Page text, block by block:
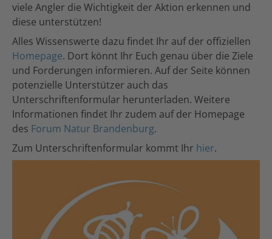
viele Angler die Wichtigkeit der Aktion erkennen und
diese unterstützen!
Alles Wissenswerte dazu findet Ihr auf der offiziellen
Homepage. Dort könnt Ihr Euch genau über die Ziele
und Forderungen informieren. Auf der Seite können
potenzielle Unterstützer auch das
Unterschriftenformular herunterladen. Weitere
Informationen findet Ihr zudem auf der Homepage
des Forum Natur Brandenburg.
Zum Unterschriftenformular kommt Ihr hier.